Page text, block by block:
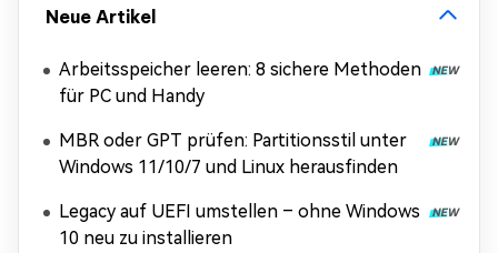
Neue Artikel
Arbeitsspeicher leeren: 8 sichere Methoden
für PC und Handy
MBR oder GPT prüfen: Partitionsstil unter
Windows 11/10/7 und Linux herausfinden
Legacy auf UEFI umstellen – ohne Windows
10 neu zu installieren